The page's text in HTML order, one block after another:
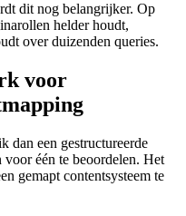
dit nog belangrijker. Op
helder houdt,
over duizenden queries.
voor
dan een gestructureerde
één te beoordelen. Het
gemapt contentsysteem te